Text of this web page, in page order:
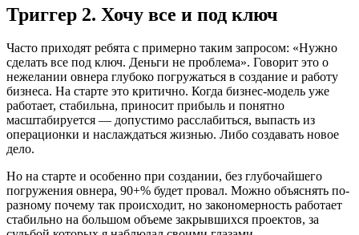
Триггер 2. Хочу все и под ключ
Часто приходят ребята с примерно таким запросом: «Нужно
сделать все под ключ. Деньги не проблема». Говорит это о
нежелании овнера глубоко погружаться в создание и работу
бизнеса. На старте это критично. Когда бизнес-модель уже
работает, стабильна, приносит прибыль и понятно
масштабируется — допустимо расслабиться, выпасть из
операционки и наслаждаться жизнью. Либо создавать новое
дело.
Но на старте и особенно при создании, без глубочайшего
погружения овнера, 90+% будет провал. Можно объяснять по-
разному почему так происходит, но закономерность работает
стабильно на большом объеме закрывшихся проектов, за